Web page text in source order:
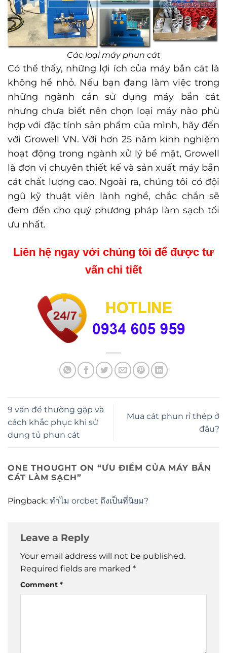
Các loại máy phun cát
Có thể thấy, những lợi ích của máy bắn cát là
không hề nhỏ. Nếu bạn đang làm việc trong
những ngành cần sử dụng máy bắn cát
nhưng chưa biết nên chọn loại máy nào phù
hợp với đặc tính sản phẩm của mình, hãy đến
với Growell VN. Với hơn 25 năm kinh nghiệm
hoạt động trong ngành xử lý bề mặt, Growell
là đơn vị chuyên thiết kế và sản xuất máy bắn
cát chất lượng cao. Ngoài ra, chúng tôi có đội
ngũ kỹ thuật viên lành nghề, chắc chắn sẽ
đem đến cho quý phương pháp làm sạch tối
ưu nhất.
Liên hệ ngay với chúng tôi để được tư
vấn chi tiết
9 vấn đề thường gặp và
cách khắc phục khi sử
dụng tủ phun cát
Mua cát phun rỉ thép ở
đâu?
ONE THOUGHT ON “ƯU ĐIỂM CỦA MÁY BẮN
CÁT LÀM SẠCH”
Pingback: ทำไม orcbet ถึงเป็นที่นิยม?
Leave a Reply
Your email address will not be published.
Required fields are marked *
Comment *